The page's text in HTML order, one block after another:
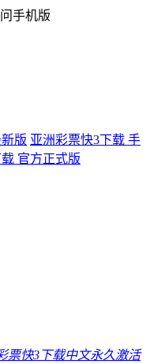
手机版
版 亚洲彩票快3下载 手
官方正式版
票快3下载中文永久激活